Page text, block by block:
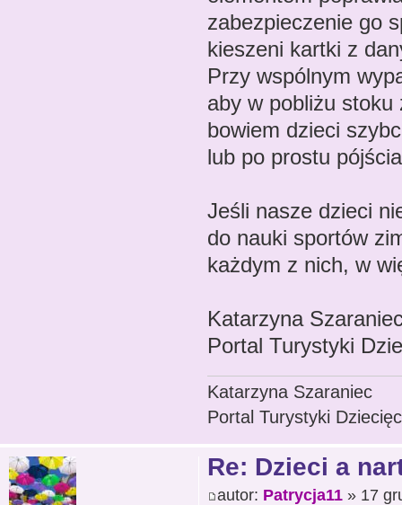
zabezpieczenie go
kieszeni kartki z
Przy wspólnym
aby w pobliżu stoku
bowiem dzieci
lub po prostu
Jeśli nasze dzieci
do nauki sportów
każdym z nich, w
Katarzyna
Portal Turystyki
Katarzyna Szaraniec
Portal Turystyki
Re: Dzieci a
autor: Patrycja11» 17